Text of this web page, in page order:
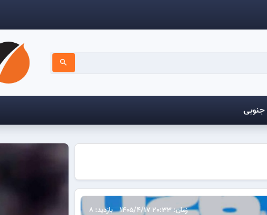
search
جنوبی
زمان: 20:33 1405/4/17 بازدید: 8